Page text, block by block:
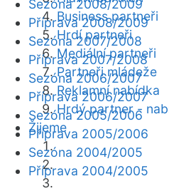
Business partneři
Hrdí partneři
Mediální partneři
Partneři mládeže
Reklamní nabídka
Hrdý partner -
Žijeme
Sezóna 2008/2009
Příprava 2008/2009
Sezóna 2007/2008
Příprava 2007/2008
Sezóna 2006/2007
Příprava 2006/2007
Sezóna 2005/2006
Příprava 2005/2006
Sezóna 2004/2005
Příprava 2004/2005